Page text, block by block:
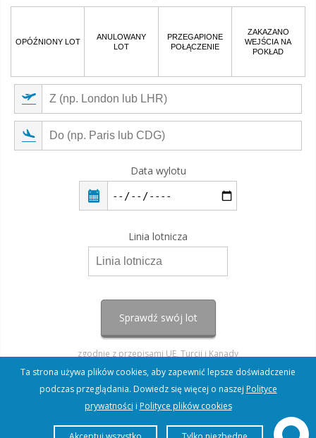
OPÓŹNIONY LOT
ANULOWANY
LOT
PRZEGAPIONE
POŁĄCZENIE
ZAKAZANO
WEJŚCIA NA
POKŁAD
Data wylotu
Linia lotnicza
Sprawdź swój lot
zgodnie z przepisami UE, Turcji i Kanady
Ta strona używa plików cookies, aby zapewnić lepsze doświadczenie
podczas przeglądania. Dowiedz się więcej o naszej Polityce
prywatności i Polityce plików cookies